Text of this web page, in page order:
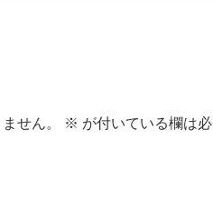
せん。 ※ が付いている欄は必